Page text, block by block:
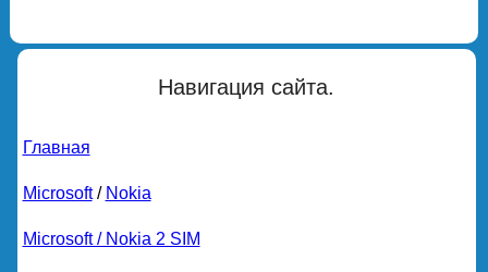
Навигация сайта.
Главная
Microsoft/ Nokia
Microsoft / Nokia 2 SIM